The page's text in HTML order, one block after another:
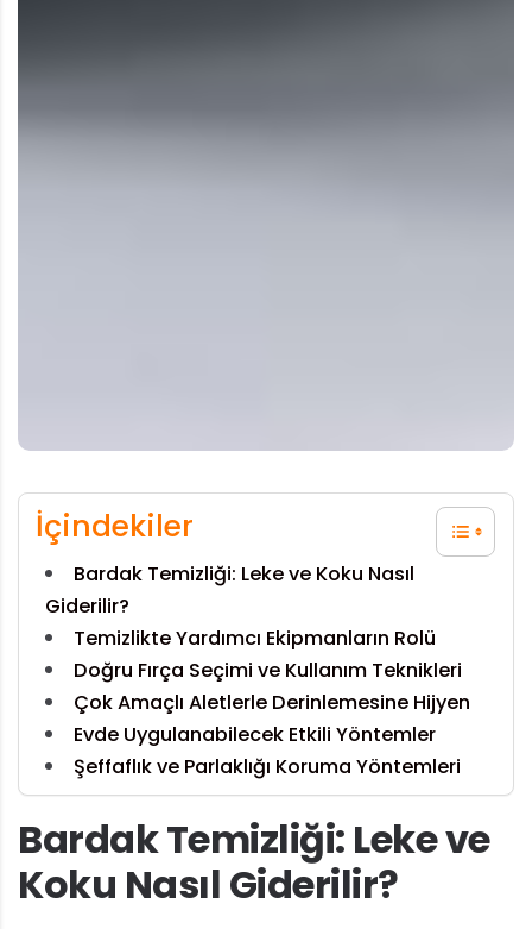
İçindekiler
Bardak Temizliği: Leke ve Koku Nasıl
Giderilir?
Temizlikte Yardımcı Ekipmanların Rolü
Doğru Fırça Seçimi ve Kullanım Teknikleri
Çok Amaçlı Aletlerle Derinlemesine Hijyen
Evde Uygulanabilecek Etkili Yöntemler
Şeffaflık ve Parlaklığı Koruma Yöntemleri
Bardak Temizliği: Leke ve
Koku Nasıl Giderilir?